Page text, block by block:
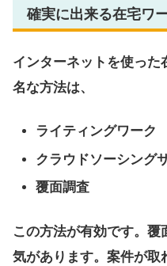
確実に出来る在宅ワ
インターネットを使っ
名な方法は、
ライティングワーク
クラウドソーシング
覆面調査
この方法が有効です。
気があります。案件が取